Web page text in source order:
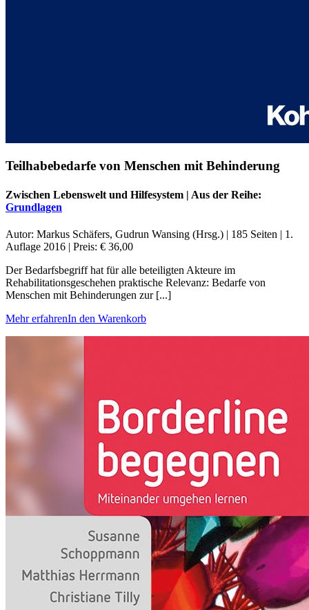
Teilhabebedarfe von Menschen mit Behinderung
Zwischen Lebenswelt und Hilfesystem | Aus der Reihe:
Grundlagen
Autor: Markus Schäfers, Gudrun Wansing (Hrsg.) | 185 Seiten | 1.
Auflage 2016 | Preis: € 36,00
Der Bedarfsbegriff hat für alle beteiligten Akteure im
Rehabilitationsgeschehen praktische Relevanz: Bedarfe von
Menschen mit Behinderungen zur [...]
Mehr erfahrenIn den Warenkorb